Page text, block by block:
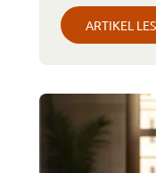
ARTIKEL